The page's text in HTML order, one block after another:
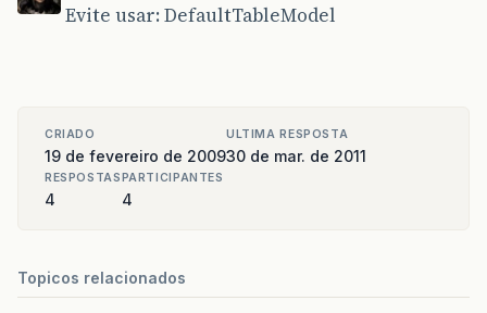
Evite usar: DefaultTableModel
CRIADO
19 de fevereiro de 2009
ULTIMA RESPOSTA
30 de mar. de 2011
RESPOSTAS
4
PARTICIPANTES
4
Topicos relacionados